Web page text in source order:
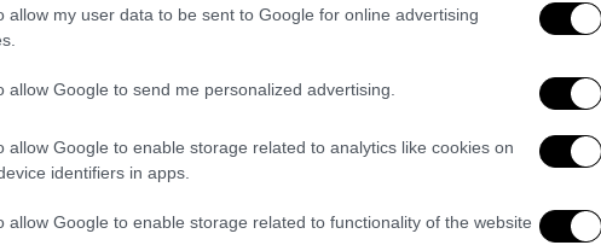
allow my user data to be sent to Google for online advertising
allow Google to send me personalized advertising.
allow Google to enable storage related to analytics like cookies on
identifiers in apps.
allow Google to enable storage related to functionality of the website
για τοΟυκρανικό, ο Γάλλος
θα επικεντρωθούν στο
ότι θα συζητηθεί το ζήτημα της παροχής